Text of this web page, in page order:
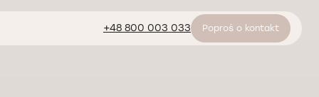
+48 800 003 033 Poproś o kontakt